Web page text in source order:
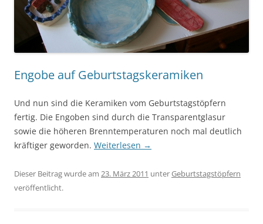
Engobe auf Geburtstagskeramiken
Und nun sind die Keramiken vom Geburtstagstöpfern
fertig. Die Engoben sind durch die Transparentglasur
sowie die höheren Brenntemperaturen noch mal deutlich
kräftiger geworden. Weiterlesen →
Dieser Beitrag wurde am 23. März 2011 unterGeburtstagstöpfern
veröffentlicht.